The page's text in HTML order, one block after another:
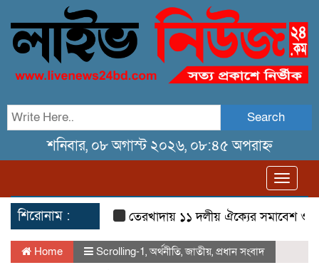
Search
শনিবার, ০৮ অগাস্ট ২০২৬, ০৮:৪৫ অপরাহ্ন
শিরোনাম : তেরখাদায় ১১ দলীয় ঐক্যের সমাবেশ ও গণ
Home Scrolling-1,অর্থনীতি,জাতীয়, প্রধান সংবাদ